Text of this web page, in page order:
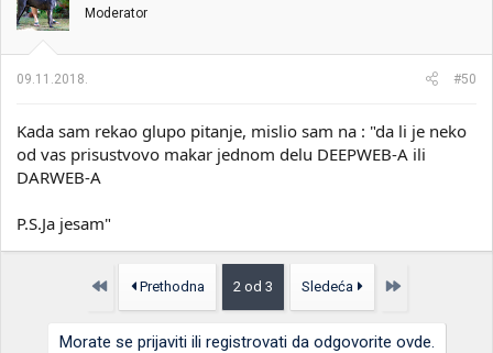
Moderator
09.11.2018. #50
Kada sam rekao glupo pitanje, mislio sam na : "da li je neko
od vas prisustvovo makar jednom delu DEEPWEB-A ili
DARWEB-A
P.S.Ja jesam"
Prvo Prethodna 2 od 3 Sledeća Poslednja
Morate se prijaviti ili registrovati da odgovorite ovde.